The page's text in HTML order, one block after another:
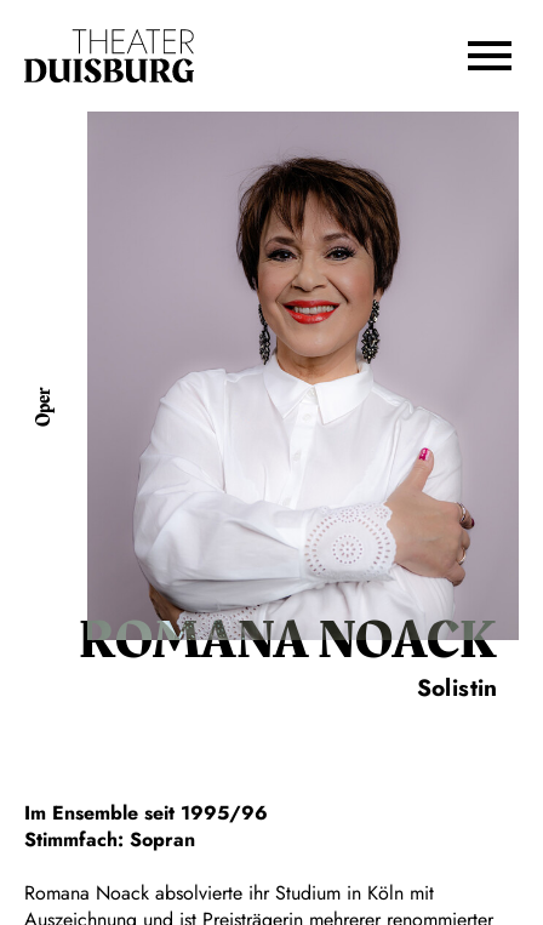
Zur Hauptnavigation springen
Zum Footer springen
Oper
ROMANA NOACK
Solistin
Im Ensemble seit 1995/96
Stimmfach: Sopran
Romana Noack absolvierte ihr Studium in Köln mit
Auszeichnung und ist Preisträgerin mehrerer renommierter